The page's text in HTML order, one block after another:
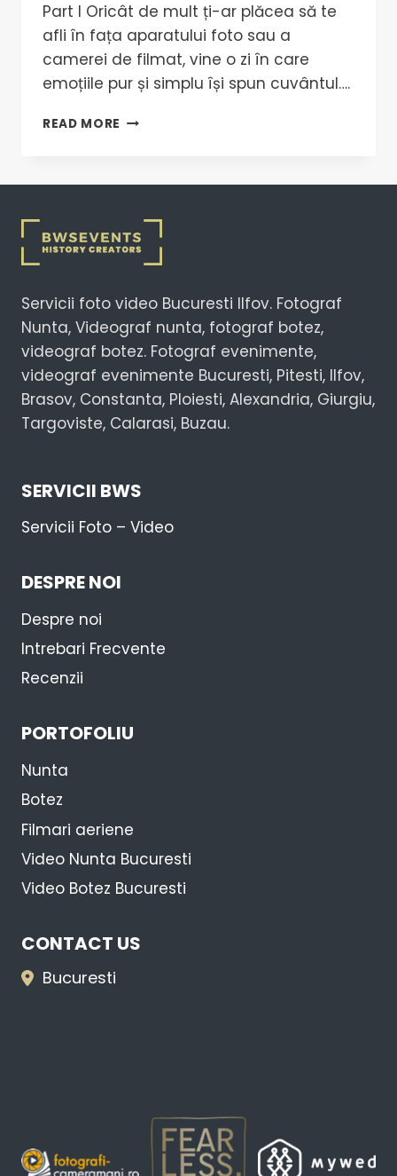
Part I Oricât de mult ți-ar plăcea să te
afli în fața aparatului foto sau a
camerei de filmat, vine o zi în care
emoțiile pur și simplu își spun cuvântul….
READ MORE
Servicii foto video Bucuresti Ilfov. Fotograf
Nunta, Videograf nunta, fotograf botez,
videograf botez. Fotograf evenimente,
videograf evenimente Bucuresti, Pitesti, Ilfov,
Brasov, Constanta, Ploiesti, Alexandria, Giurgiu,
Targoviste, Calarasi, Buzau.
SERVICII BWS
Servicii Foto – Video
DESPRE NOI
Despre noi
Intrebari Frecvente
Recenzii
PORTOFOLIU
Nunta
Botez
Filmari aeriene
Video Nunta Bucuresti
Video Botez Bucuresti
CONTACT US
Bucuresti